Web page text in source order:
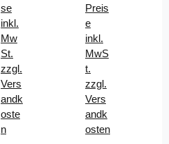
cm
Set
Mo
del
se
inkl.
Mw
St.
zzgl.
Vers
andk
oste
n
cm
3
Per
son
en
SET
grü
n
Preis
e
inkl.
MwS
t.
zzgl.
Vers
andk
osten